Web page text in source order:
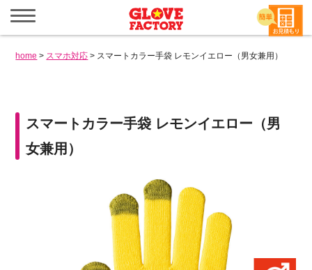
メ
ニ
ュ
を
home > スマホ対応 > スマートカラー手袋 レモンイエロー（男女兼用）
スマートカラー手袋 レモンイエロー（男
女兼用）